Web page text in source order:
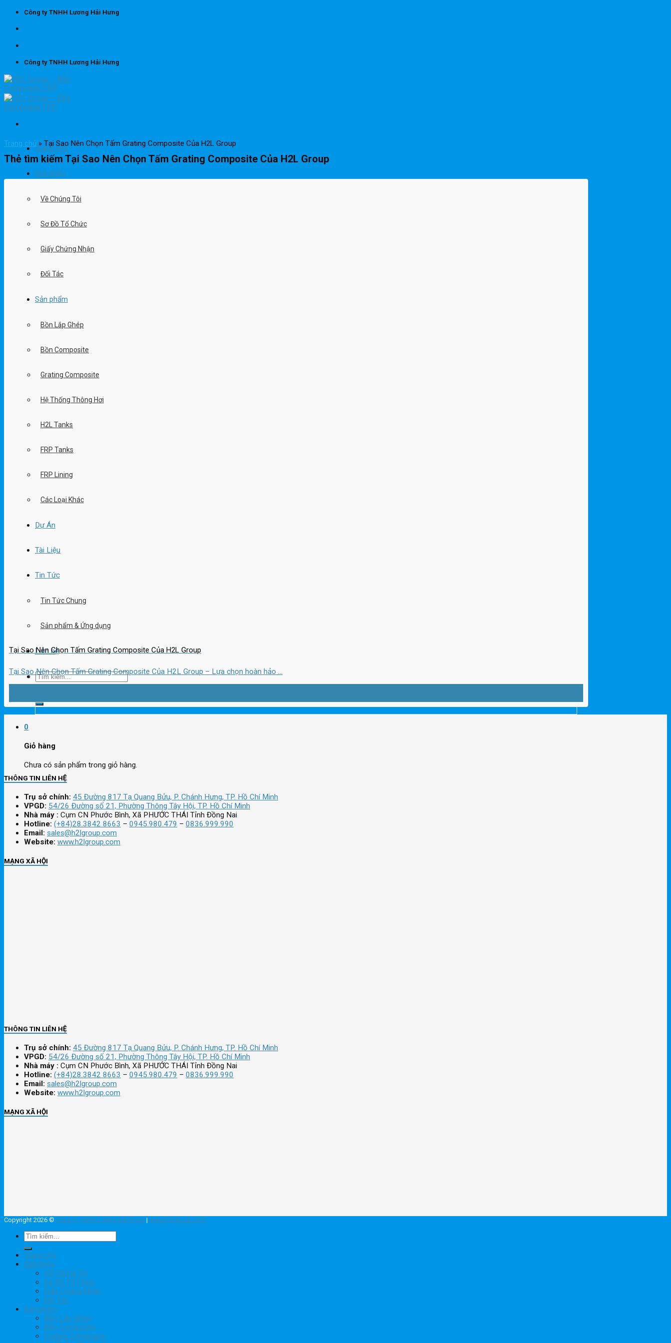
Skip
content
Công ty TNHH Lương Hải Hưng
Công ty TNHH Lương Hải Hưng
Trang chủ
Giới thiệu
Về Chúng Tôi
Sơ Đồ Tổ Chức
Giấy Chứng Nhận
Đối Tác
Sản phẩm
Bồn Lắp Ghép
Bồn Composite
Grating Composite
Hệ Thống Thông Hơi
H2L Tanks
FRP Tanks
FRP Lining
Các Loại Khác
Dự Án
Tài Liệu
Tin Tức
Tin Tức Chung
Sản phẩm & Ứng dụng
Liên hệ
Tìm
kiếm:
0
Giỏ hàng
Chưa có sản phẩm trong giỏ hàng.
Trang chủ» Tại Sao Nên Chọn Tấm Grating Composite Của H2L Group
Thẻ tìm kiếm Tại Sao Nên Chọn Tấm Grating Composite Của H2L Group
Tại Sao Nên Chọn Tấm Grating Composite Của H2L Group
Tại Sao Nên Chọn Tấm Grating Composite Của H2L Group – Lựa chọn hoàn hảo ...
THÔNG TIN LIÊN HỆ
Trụ sở chính: 45 Đường 817 Tạ Quang Bửu, P. Chánh Hưng, TP. Hồ Chí Minh
VPGD: 54/26 Đường số 21, Phường Thông Tây Hội, TP. Hồ Chí Minh
Nhà máy : Cụm CN Phước Bình, Xã PHƯỚC THÁI Tỉnh Đồng Nai
Hotline: (+84)28.3842 8663 – 0945.980.479 – 0836.999.990
Email: sales@h2lgroup.com
Website: www.h2lgroup.com
MẠNG XÃ HỘI
THÔNG TIN LIÊN HỆ
Trụ sở chính: 45 Đường 817 Tạ Quang Bửu, P. Chánh Hưng, TP. Hồ Chí Minh
VPGD: 54/26 Đường số 21, Phường Thông Tây Hội, TP. Hồ Chí Minh
Nhà máy : Cụm CN Phước Bình, Xã PHƯỚC THÁI Tỉnh Đồng Nai
Hotline: (+84)28.3842 8663 – 0945.980.479 – 0836.999.990
Email: sales@h2lgroup.com
Website: www.h2lgroup.com
MẠNG XÃ HỘI
Copyright 2026 © Công ty TNHH Lương Hải Hưng | www.h2lgroup.com
Tìm
kiếm:
Trang chủ
Giới thiệu
Về Chúng Tôi
Sơ Đồ Tổ Chức
Giấy Chứng Nhận
Đối Tác
Sản phẩm
Bồn Lắp Ghép
Bồn Composite
Grating Composite